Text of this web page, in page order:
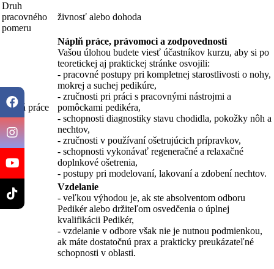
Druh
pracovného
pomeru
živnosť alebo dohoda
Náplň práce
Náplň práce, právomoci a zodpovednosti
Vašou úlohou budete viesť účastníkov kurzu, aby si po
teoretickej aj praktickej stránke osvojili:
- pracovné postupy pri kompletnej starostlivosti o nohy,
mokrej a suchej pedikúre,
- zručnosti pri práci s pracovnými nástrojmi a
pomôckami pedikéra,
- schopnosti diagnostiky stavu chodidla, pokožky nôh a
nechtov,
- zručnosti v používaní ošetrujúcich prípravkov,
- schopnosti vykonávať regeneračné a relaxačné
doplnkové ošetrenia,
- postupy pri modelovaní, lakovaní a zdobení nechtov.
Vzdelanie
- veľkou výhodou je, ak ste absolventom odboru
Pedikér alebo držiteľom osvedčenia o úplnej
kvalifikácii Pedikér,
- vzdelanie v odbore však nie je nutnou podmienkou,
ak máte dostatočnú prax a prakticky preukázateľné
schopnosti v oblasti.